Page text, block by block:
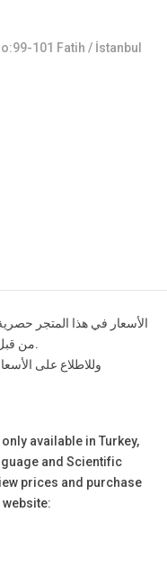
101 Fatih / İstanbul
الأسعار في هذا المتجر
من قبل الجمعية الأكاديمية للأبحاث والنشر في تركيا.
وللاطلاع على
available in Turkey,
and Scientific
prices and purchase